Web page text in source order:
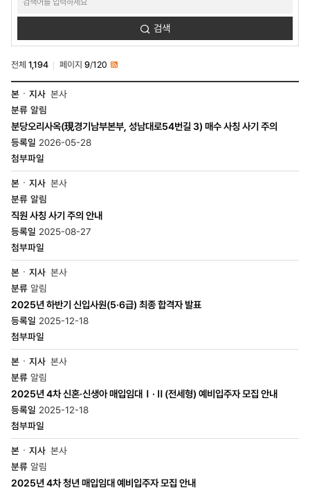
검색
전체 1,194 페이지 9/120
소식-
공지/
공모-
공지사항
목록
-
번호,
본
·
지사,
분류,
제목,
등록일,
첨부파일
본사
알림
분당오리사옥(現경기남부본부, 성남대로54번길 3) 매수 사칭 사기 주의
2026-05-28
본사
알림
직원 사칭 사기 주의 안내
2025-08-27
본사
알림
2025년 하반기 신입사원(5·6급) 최종 합격자 발표
2025-12-18
본사
알림
2025년 4차 신혼·신생아 매입임대Ⅰ·Ⅱ(전세형) 예비입주자 모집 안내
2025-12-18
본사
알림
2025년 4차 청년 매입임대 예비입주자 모집 안내